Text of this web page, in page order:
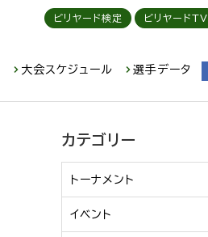
大会スケジュール 選手データ
ビリヤード検定 ビリヤードTV
カテゴリー
トーナメント
イベント